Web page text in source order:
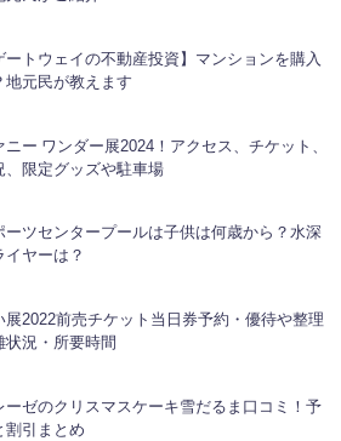
ートウェイの不動産投資】マンションを購入
地元民が教えます
ニー ワンダー展2024！アクセス、チケット、
、限定グッズや駐車場
ーツセンタープールは子供は何歳から？水深
イヤーは？
展2022前売チケット当日券予約・優待や整理
状況・所要時間
ーゼのクリスマスケーキ雪だるま口コミ！予
割引まとめ